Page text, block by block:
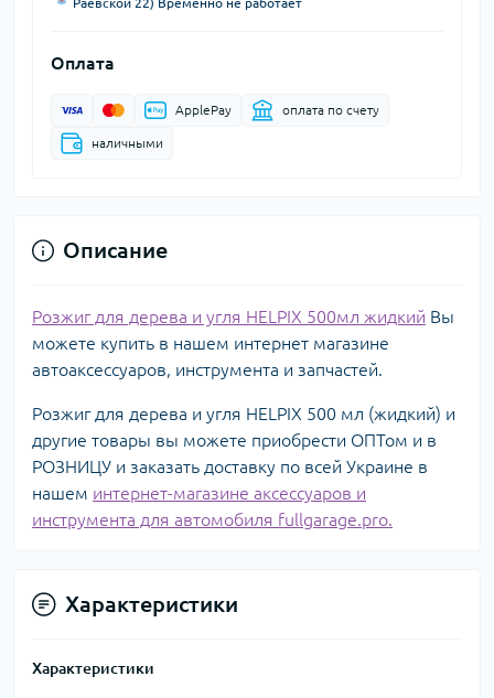
Оплата
ApplePay оплата по счету
наличными
Описание
Розжиг для дерева и угля HELPIX 500мл жидкий Вы
можете купить в нашем интернет магазине
автоаксессуаров, инструмента и запчастей.
Розжиг для дерева и угля HELPIX 500 мл (жидкий) и
другие товары вы можете приобрести ОПТом и в
РОЗНИЦУ и заказать доставку по всей Украине в
нашем интернет-магазине аксессуаров и
инструмента для автомобиля fullgarage.pro.
Характеристики
Характеристики